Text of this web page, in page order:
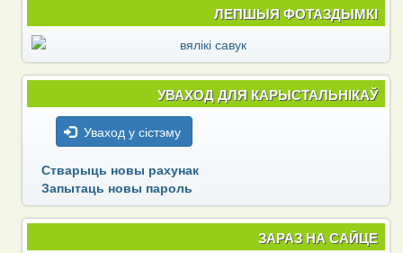
ЛЕПШЫЯ ФОТАЗДЫМКІ
УВАХОД ДЛЯ КАРЫСТАЛЬНІКАЎ
Уваход у сістэму
Стварыць новы рахунак
Запытаць новы пароль
ЗАРАЗ НА САЙЦЕ